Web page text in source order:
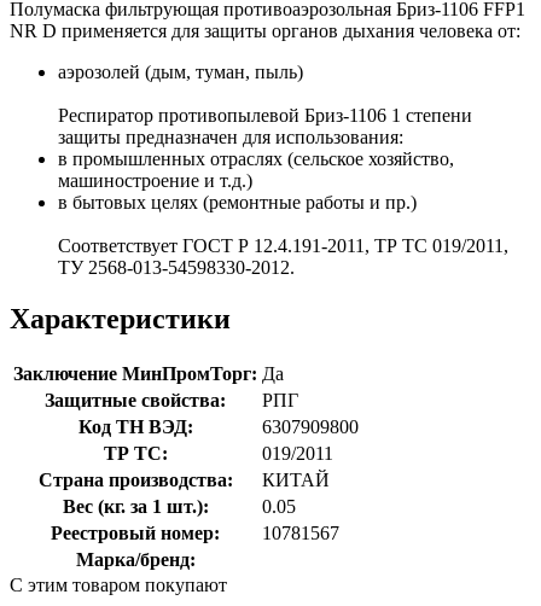
Полумаска фильтрующая противоаэрозольная Бриз-1106 FFP1
NR D применяется для защиты органов дыхания человека от:
аэрозолей (дым, туман, пыль)
Респиратор противопылевой Бриз-1106 1 степени
защиты предназначен для использования:
в промышленных отраслях (сельское хозяйство,
машиностроение и т.д.)
в бытовых целях (ремонтные работы и пр.)
Соответствует ГОСТ Р 12.4.191-2011, ТР ТС 019/2011,
ТУ 2568-013-54598330-2012.
Характеристики
Заключение МинПромТорг: Да
Защитные свойства:
РПГ
Код ТН ВЭД:
6307909800
ТР ТС:
019/2011
Страна производства:
КИТАЙ
Вес (кг. за 1 шт.):
0.05
Реестровый номер:
10781567
Марка/бренд:
С этим товаром покупают